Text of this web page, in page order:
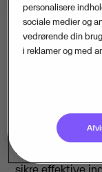
nye
Den nye aftale,
sikre effektive
personalisere
sociale medier og
vedrørende din
i reklamer og med